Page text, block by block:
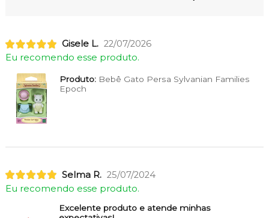
Gisele L. 22/07/2026
Eu recomendo esse produto.
Produto:Bebê Gato Persa Sylvanian Families
Epoch
Selma R. 25/07/2024
Eu recomendo esse produto.
Excelente produto e atende minhas